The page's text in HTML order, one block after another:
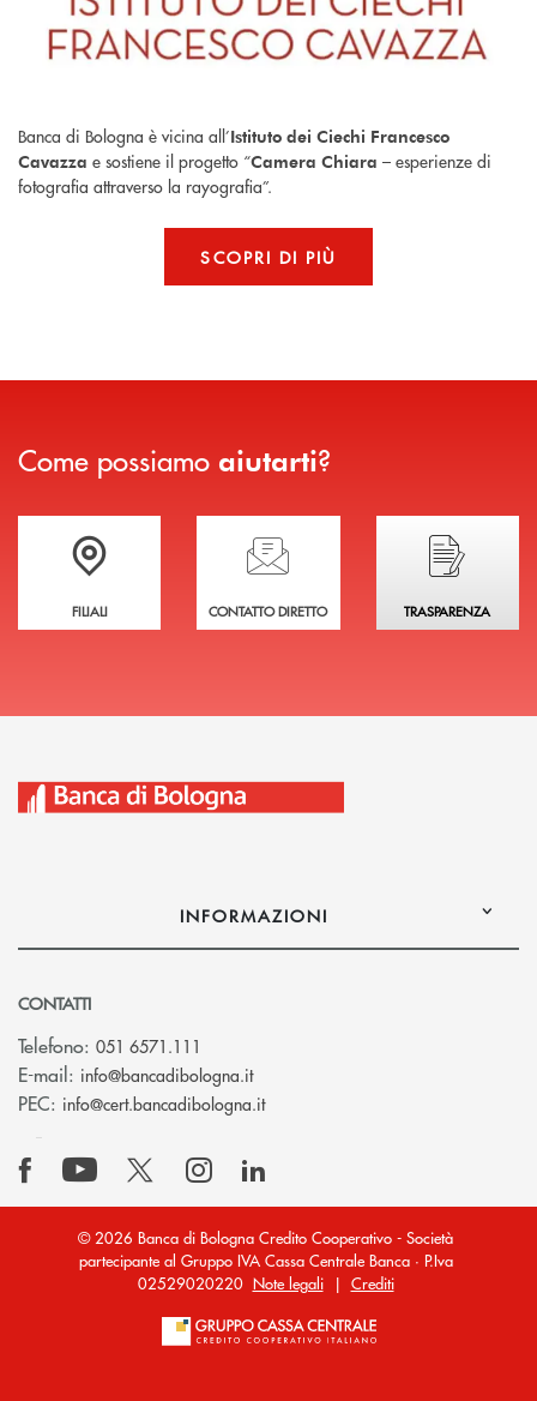
Banca di Bologna è vicina all’Istituto dei Ciechi Francesco
Cavazza e sostiene il progetto “Camera Chiara – esperienze di
fotografia attraverso la rayografia”.
SCOPRI DI PIÙ
Come possiamo aiutarti?
Trova la filiale più vicina a te
FILIALI
Hai bisogno di assistenza immediata?
CONTATTO DIRETTO
Hai bisogno di
TRASPARENZA
INFORMAZIONI
CONTATTI
Telefono: 051 6571.111
E-mail: info@bancadibologna.it(si apre l’app di posta elettronica)
PEC: info@cert.bancadibologna.it(si apre l’app di posta
© 2026 Banca di Bologna Credito Cooperativo - Società
partecipante al Gruppo IVA Cassa Centrale Banca · P.Iva
02529020220 Note legali| Crediti